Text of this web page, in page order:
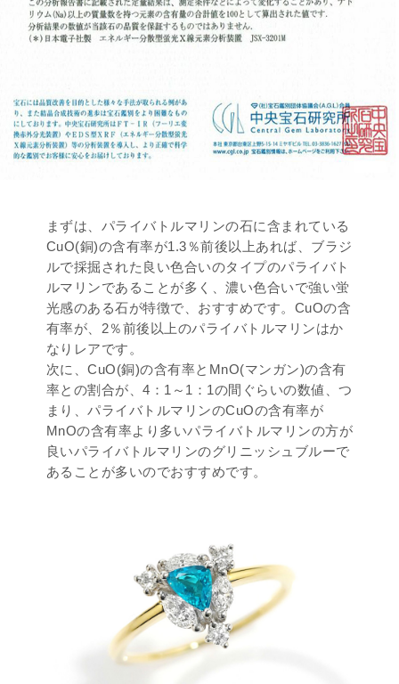
まずは、パライバトルマリンの石に含まれている
CuO(銅)の含有率が1.3％前後以上あれば、ブラジ
ルで採掘された良い色合いのタイプのパライバト
ルマリンであることが多く、濃い色合いで強い蛍
光感のある石が特徴で、おすすめです。CuOの含
有率が、2％前後以上のパライバトルマリンはか
なりレアです。
次に、CuO(銅)の含有率とMnO(マンガン)の含有
率との割合が、4：1～1：1の間ぐらいの数値、つ
まり、パライバトルマリンのCuOの含有率が
MnOの含有率より多いパライバトルマリンの方が
良いパライバトルマリンのグリニッシュブルーで
あることが多いのでおすすめです。